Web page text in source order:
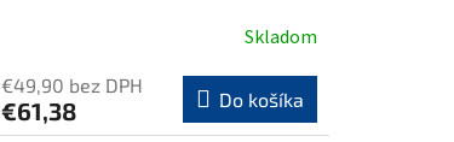
Skladom
€49,90 bez DPH
€61,38 Do košíka